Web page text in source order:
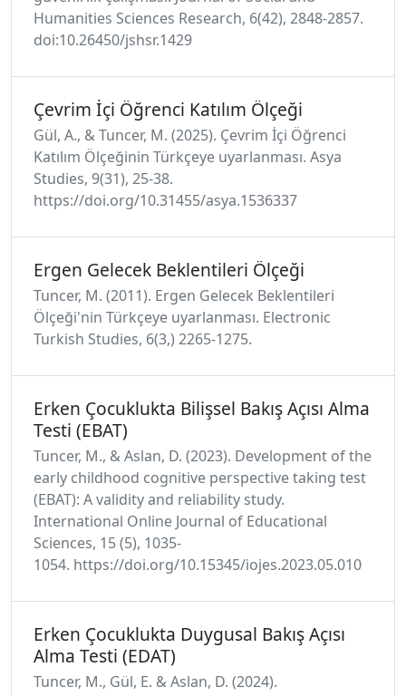
Humanities Sciences Research, 6(42), 2848-2857.
doi:10.26450/jshsr.1429
Çevrim İçi Öğrenci Katılım Ölçeği
Gül, A., & Tuncer, M. (2025). Çevrim İçi Öğrenci
Katılım Ölçeğinin Türkçeye uyarlanması. Asya
Studies, 9(31), 25-38.
https://doi.org/10.31455/asya.1536337
Ergen Gelecek Beklentileri Ölçeği
Tuncer, M. (2011). Ergen Gelecek Beklentileri
Ölçeği'nin Türkçeye uyarlanması. Electronic
Turkish Studies, 6(3,) 2265-1275.
Erken Çocuklukta Bilişsel Bakış Açısı Alma
Testi (EBAT)
Tuncer, M., & Aslan, D. (2023). Development of the
early childhood cognitive perspective taking test
(EBAT): A validity and reliability study.
International Online Journal of Educational
Sciences, 15 (5), 1035-
1054. https://doi.org/10.15345/iojes.2023.05.010
Erken Çocuklukta Duygusal Bakış Açısı
Alma Testi (EDAT)
Tuncer, M., Gül, E. & Aslan, D. (2024).